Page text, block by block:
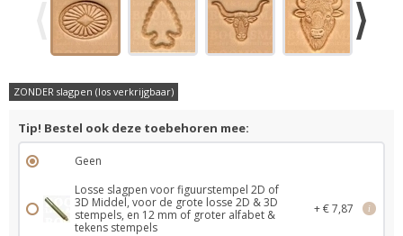
ZONDER slagpen (los verkrijgbaar)
Tip! Bestel ook deze toebehoren mee:
Geen
Losse slagpen voor figuurstempel 2D of
3D Middel, voor de grote losse 2D & 3D
stempels, en 12 mm of groter alfabet &
tekens stempels
+ € 7,87 i